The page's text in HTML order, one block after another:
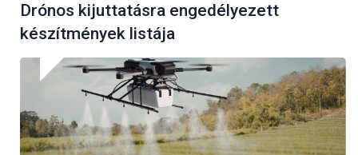
Drónos kijuttatásra engedélyezett
készítmények listája